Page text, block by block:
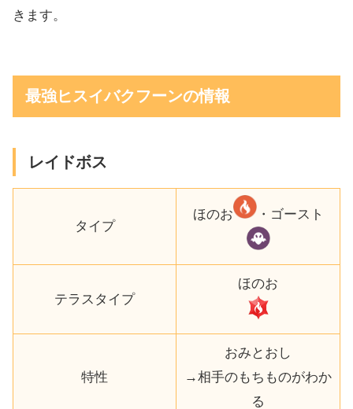
きます。
最強ヒスイバクフーンの情報
レイドボス
タイプ
ほのお ・ゴースト
テラスタイプ
ほのお
特性
おみとおし
→相手のもちものがわか
る